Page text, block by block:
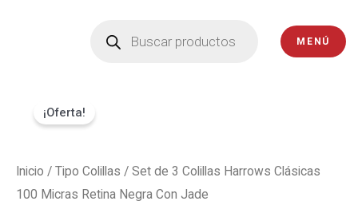
productos
MENÚ
¡Oferta!
Inicio / Tipo Colillas / Set de 3 Colillas Harrows Clásicas
100 Micras Retina Negra Con Jade
originalactual
Colillas
Harrows